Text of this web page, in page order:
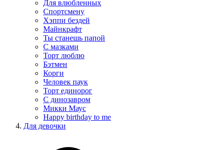
Для влюбленных
Спортсмену
Хэппи бездей
Майнкрафт
Ты станешь папой
С мазками
Торт люблю
Бэтмен
Корги
Человек паук
Торт единорог
С динозавром
Микки Маус
Happy birthday to me
Для девочки